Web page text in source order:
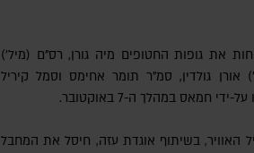
את גופות החטופים מיה גורן, רס"ם (מיל')
אורן גולדין, סמ"ר תומר אחימס וסמל קיריל
חמאס במהלך ה-7 באוקטובר.